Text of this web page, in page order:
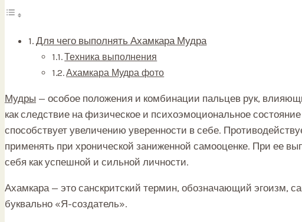
Для чего выполнять Ахамкара Мудра
Техника выполнения
Ахамкара Мудра фото
Мудры — особое положения и комбинации пальцев рук,
как следствие на физическое и психоэмоциональное
способствует увеличению уверенности в себе.
применять при хронической заниженной самооценке. При ее
себя как успешной и сильной личности.
Ахамкара — это санскритский термин, обозначающий эгоизм,
буквально «Я-создатель».